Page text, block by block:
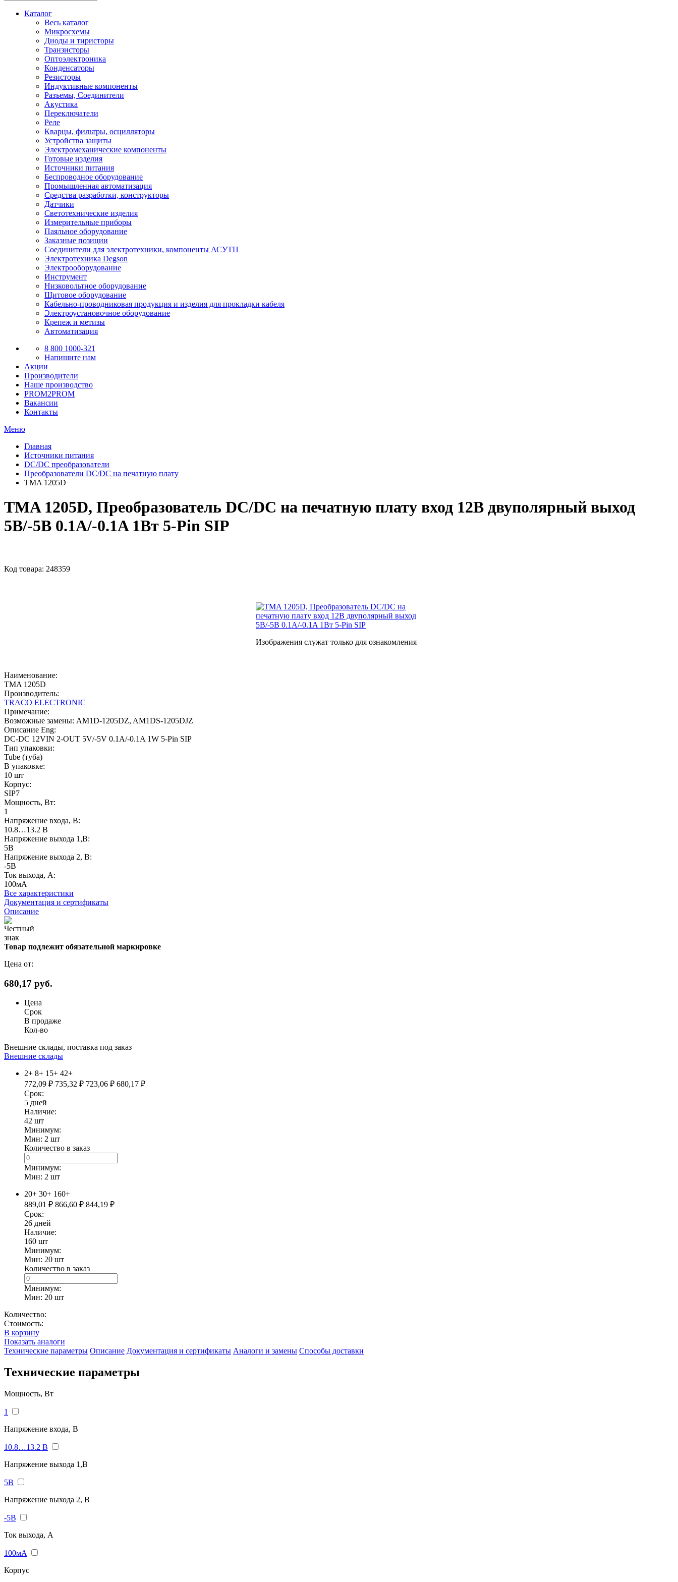
Каталог
Весь каталог
Микросхемы
Диоды и тиристоры
Транзисторы
Оптоэлектроника
Конденсаторы
Резисторы
Индуктивные компоненты
Разъемы, Соединители
Акустика
Переключатели
Реле
Кварцы, фильтры, осцилляторы
Устройства защиты
Электромеханические компоненты
Готовые изделия
Источники питания
Беспроводное оборудование
Промышленная автоматизация
Средства разработки, конструкторы
Датчики
Светотехнические изделия
Измерительные приборы
Паяльное оборудование
Заказные позиции
Соединители для электротехники, компоненты АСУТП
Электротехника Degson
Электрооборудование
Инструмент
Низковольтное оборудование
Щитовое оборудование
Кабельно-проводниковая продукция и изделия для прокладки кабеля
Электроустановочное оборудование
Крепеж и метизы
Автоматизация
8 800 1000-321
Напишите нам
Акции
Производители
Наше производство
PROM2PROM
Вакансии
Контакты
Меню
Главная
Источники питания
DC/DC преобразователи
Преобразователи DC/DC на печатную плату
TMA 1205D
TMA 1205D, Преобразователь DC/DC на печатную плату вход 12В двуполярный выход
5В/-5В 0.1A/-0.1A 1Вт 5-Pin SIP
Код товара: 248359
Изображения служат только для ознакомления
Наименование:
TMA 1205D
Производитель:
TRACO ELECTRONIC
Примечание:
Возможные замены: AM1D-1205DZ, AM1DS-1205DJZ
Описание Eng:
DC-DC 12VIN 2-OUT 5V/-5V 0.1A/-0.1A 1W 5-Pin SIP
Тип упаковки:
Tube (туба)
В упаковке:
10 шт
Корпус:
SIP7
Мощность, Вт:
1
Напряжение входа, В:
10.8…13.2 В
Напряжение выхода 1,В:
5В
Напряжение выхода 2, В:
-5В
Ток выхода, A:
100мА
Все характеристики
Документация и сертификаты
Описание
Товар подлежит обязательной маркировке
Цена от:
680,17 руб.
Цена
Срок
В продаже
Кол-во
Внешние склады, поставка под заказ
Внешние склады
2+ 8+ 15+ 42+
772,09 ₽ 735,32 ₽ 723,06 ₽ 680,17 ₽
Срок:
5 дней
Наличие:
42 шт
Минимум:
Мин: 2 шт
Количество в заказ
Минимум:
Мин: 2 шт
20+ 30+ 160+
889,01 ₽ 866,60 ₽ 844,19 ₽
Срок:
26 дней
Наличие:
160 шт
Минимум:
Мин: 20 шт
Количество в заказ
Минимум:
Мин: 20 шт
Количество:
Стоимость:
В корзину
Показать аналоги
Технические параметры Описание Документация и сертификаты Аналоги и замены Способы доставки
Технические параметры
Мощность, Вт
1
Напряжение входа, В
10.8…13.2 В
Напряжение выхода 1,В
5В
Напряжение выхода 2, В
-5В
Ток выхода, A
100мА
Корпус